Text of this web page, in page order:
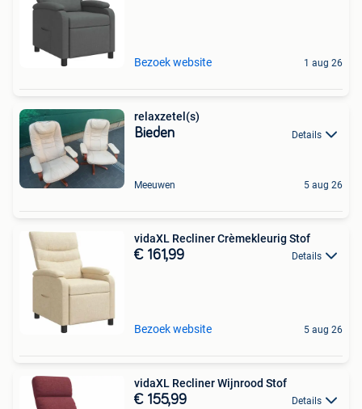
Bezoek website 1 aug 26
relaxzetel(s)
Bieden Details
Meeuwen 5 aug 26
vidaXL Recliner Crèmekleurig Stof
€ 161,99 Details
Bezoek website 5 aug 26
vidaXL Recliner Wijnrood Stof
€ 155,99 Details